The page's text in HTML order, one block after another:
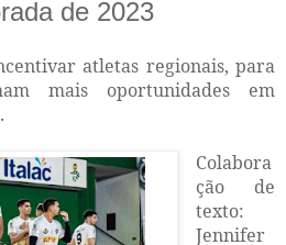
de 2023
atletas regionais, para
mais oportunidades em
Colabora
ção de
texto:
Jennifer